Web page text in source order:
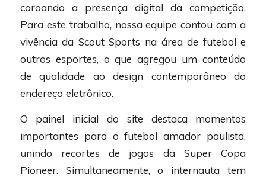
coroando a presença digital da competição.
Para este trabalho, nossa equipe contou com a
vivência da Scout Sports na área de futebol e
outros esportes, o que agregou um conteúdo
de qualidade ao design contemporâneo do
endereço eletrônico.
O painel inicial do site destaca momentos
importantes para o futebol amador paulista,
unindo recortes de jogos da Super Copa
Pioneer. Simultaneamente, o internauta tem